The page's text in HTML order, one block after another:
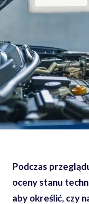
Podczas
oceny stanu
aby określić, czy